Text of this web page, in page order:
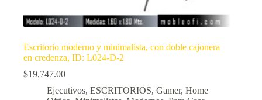
Escritorio moderno y minimalista, con doble cajonera
en credenza, ID: L024-D-2
$19,747.00
Ejecutivos, ESCRITORIOS, Gamer, Home